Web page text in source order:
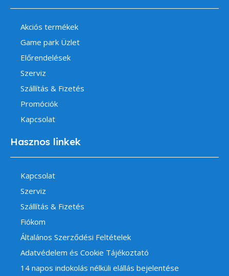
Akciós termékek
Game park Üzlet
Előrendelések
Szerviz
Szállítás & Fizetés
Promóciók
Kapcsolat
Hasznos linkek
Kapcsolat
Szerviz
Szállítás & Fizetés
Fiókom
Általános Szerződési Feltételek
Adatvédelem és Cookie Tájékoztató
14 napos indokolás nélküli elállás bejelentése